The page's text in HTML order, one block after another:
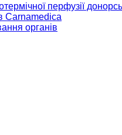
перфузії
Carnamedica
органів